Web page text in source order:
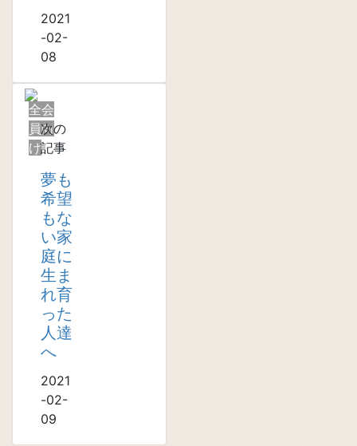
2021
-02-
08
全会
員向
け
次の
記事
夢も
希望
もな
い家
庭に
生ま
れ育
った
人達
へ
2021
-02-
09